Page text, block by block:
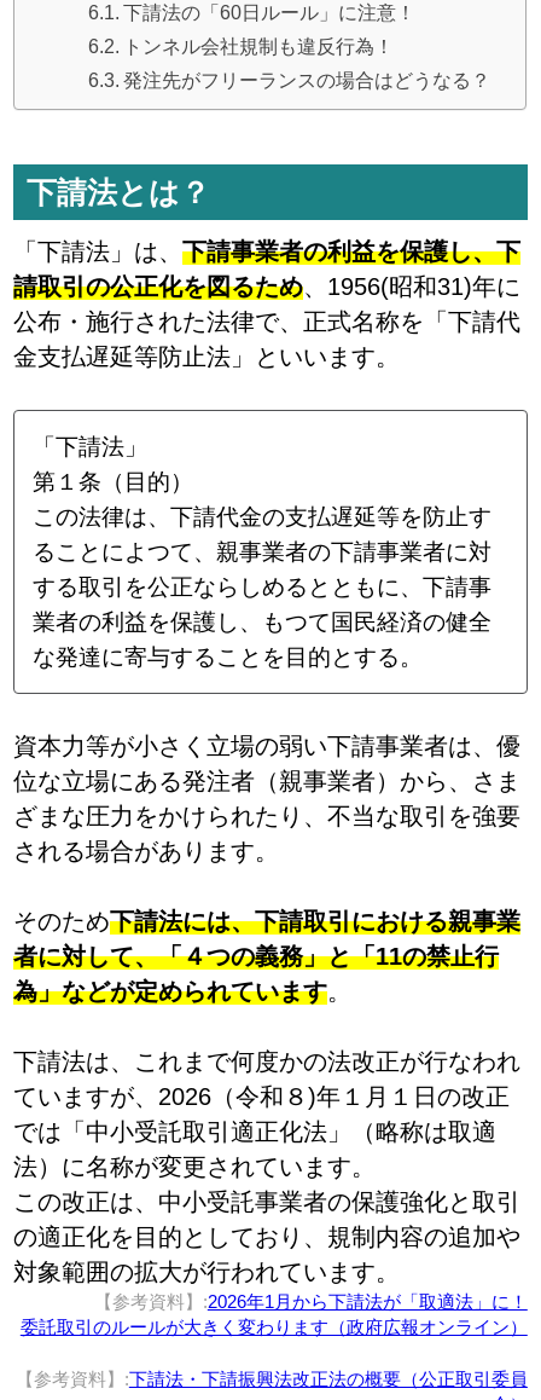
下請法の「60日ルール」に注意！
トンネル会社規制も違反行為！
発注先がフリーランスの場合はどうなる？
下請法とは？
「下請法」は、下請事業者の利益を保護し、下
請取引の公正化を図るため、1956(昭和31)年に
公布・施行された法律で、正式名称を「下請代
金支払遅延等防止法」といいます。
「下請法」
第１条（目的）
この法律は、下請代金の支払遅延等を防止す
ることによつて、親事業者の下請事業者に対
する取引を公正ならしめるとともに、下請事
業者の利益を保護し、もつて国民経済の健全
な発達に寄与することを目的とする。
資本力等が小さく立場の弱い下請事業者は、優
位な立場にある発注者（親事業者）から、さま
ざまな圧力をかけられたり、不当な取引を強要
される場合があります。
そのため下請法には、下請取引における親事業
者に対して、「４つの義務」と「11の禁止行
為」などが定められています。
下請法は、これまで何度かの法改正が行なわれ
ていますが、2026（令和８)年１月１日の改正
では「中小受託取引適正化法」（略称は取適
法）に名称が変更されています。
この改正は、中小受託事業者の保護強化と取引
の適正化を目的としており、規制内容の追加や
対象範囲の拡大が行われています。
【参考資料】:2026年1月から下請法が「取適法」に！
委託取引のルールが大きく変わります（政府広報オンライン）
【参考資料】:下請法・下請振興法改正法の概要（公正取引委員